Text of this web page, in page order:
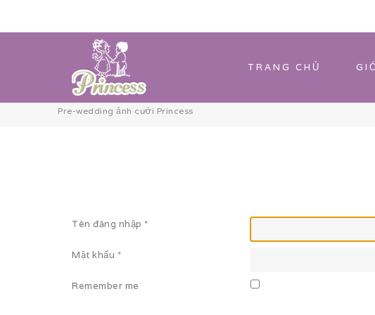
TRANG CHỦ
Pre-wedding ảnh cưới Princess
Tên đăng nhập *
Mật khẩu *
Remember me